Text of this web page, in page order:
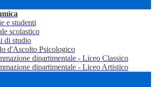
e studenti
scolastico
di studio
d'Ascolto Psicologico
dipartimentale - Liceo Classico
dipartimentale - Liceo Artistico